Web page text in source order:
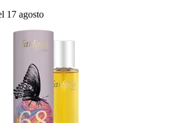
17 agosto